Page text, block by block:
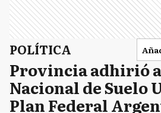
POLÍTICA
Provincia adhirió
Nacional de Suelo
Plan Federal